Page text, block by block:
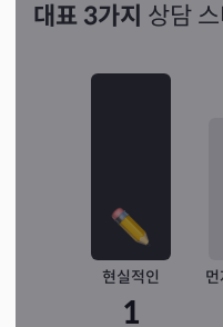
대표 3가지 상담
현실적인
1